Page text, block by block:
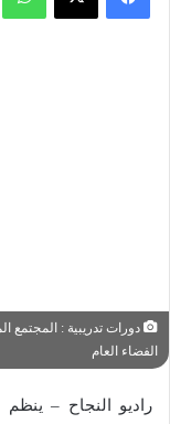
دورات تدريبية : المجتمع
الفضاء العام
راديو النجاح – ينظم